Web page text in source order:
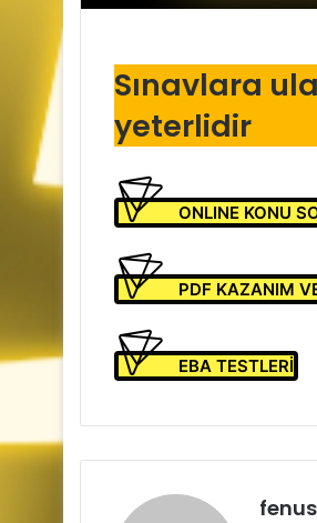
Sınavlara
yeterlidir
ONLINE KONU
PDF KAZANIM
EBA TESTLERİ